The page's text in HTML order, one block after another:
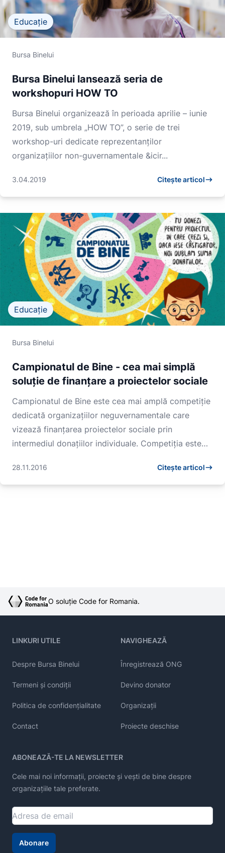
Educație
Bursa Binelui
Bursa Binelui lansează seria de
workshopuri HOW TO
Bursa Binelui organizează în perioada aprilie – iunie
2019, sub umbrela „HOW TO”, o serie de trei
workshop-uri dedicate reprezentanților
organizaţiilor non-guvernamentale &icir...
3.04.2019 Citește articol
Educație
Bursa Binelui
Campionatul de Bine - cea mai simplă
soluție de finanțare a proiectelor sociale
Campionatul de Bine este cea mai amplă competiție
dedicată organizațiilor neguvernamentale care
vizează finanțarea proiectelor sociale prin
intermediul donațiilor individuale. Competiția este
28.11.2016 Citește articol
O soluție Code for Romania.
LINKURI UTILE
Despre Bursa Binelui
Termeni și condiții
Politica de confidențialitate
Contact
NAVIGHEAZĂ
Înregistrează ONG
Devino donator
Organizații
Proiecte deschise
ABONEAZĂ-TE LA NEWSLETTER
Cele mai noi informații, proiecte și vești de bine despre
organizațiile tale preferate.
Abonare